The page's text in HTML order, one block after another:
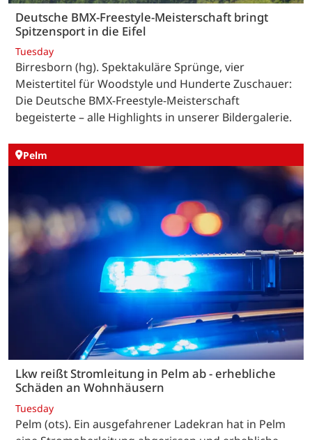
Deutsche BMX-Freestyle-Meisterschaft bringt
Spitzensport in die Eifel
Tuesday
Birresborn (hg). Spektakuläre Sprünge, vier
Meistertitel für Woodstyle und Hunderte Zuschauer:
Die Deutsche BMX-Freestyle-Meisterschaft
begeisterte – alle Highlights in unserer Bildergalerie.
Pelm
Lkw reißt Stromleitung in Pelm ab - erhebliche
Schäden an Wohnhäusern
Tuesday
Pelm (ots). Ein ausgefahrener Ladekran hat in Pelm